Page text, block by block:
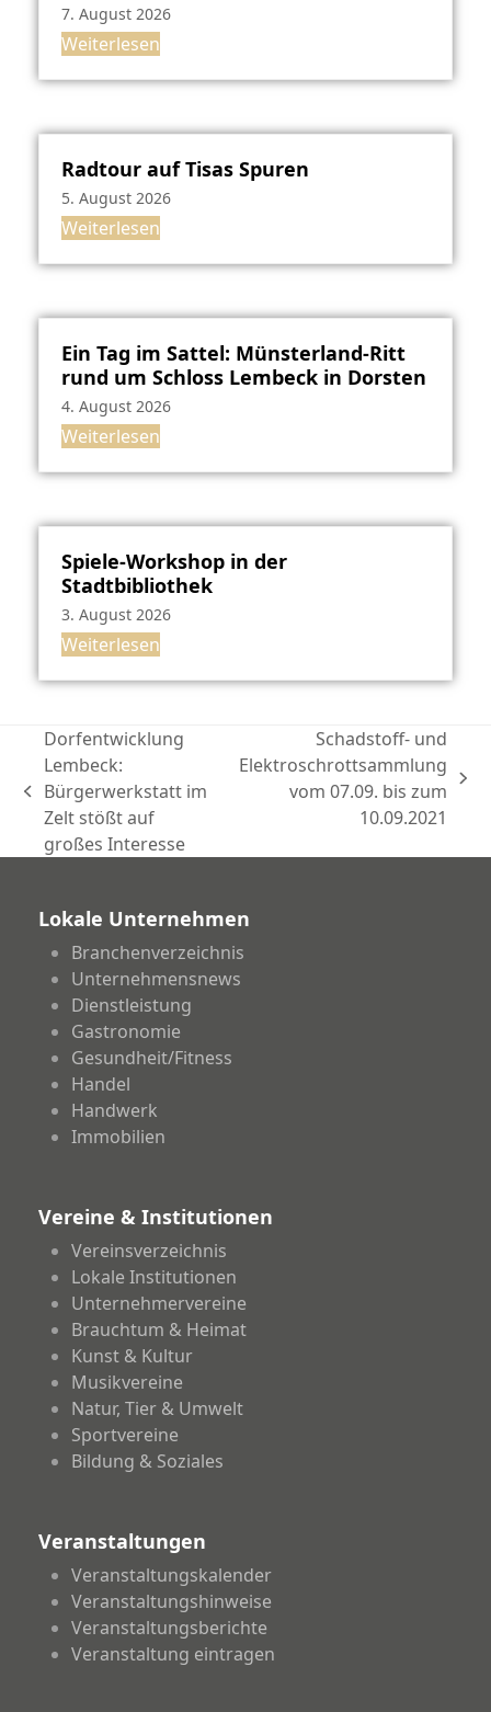
7. August 2026
Weiterlesen
Radtour auf Tisas Spuren
5. August 2026
Weiterlesen
Ein Tag im Sattel: Münsterland-Ritt
rund um Schloss Lembeck in Dorsten
4. August 2026
Weiterlesen
Spiele-Workshop in der
Stadtbibliothek
3. August 2026
Weiterlesen
vorheriger
Beitrag:
Dorfentwicklung
Lembeck:
Bürgerwerkstatt im
Zelt stößt auf
großes Interesse
Nächster
Schadstoff- und
Elektroschrottsammlung
vom 07.09. bis zum
10.09.2021
Lokale Unternehmen
Branchenverzeichnis
Unternehmensnews
Dienstleistung
Gastronomie
Gesundheit/Fitness
Handel
Handwerk
Immobilien
Vereine & Institutionen
Vereinsverzeichnis
Lokale Institutionen
Unternehmervereine
Brauchtum & Heimat
Kunst & Kultur
Musikvereine
Natur, Tier & Umwelt
Sportvereine
Bildung & Soziales
Veranstaltungen
Veranstaltungskalender
Veranstaltungshinweise
Veranstaltungsberichte
Veranstaltung eintragen